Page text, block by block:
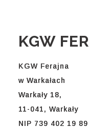
KGW
KGW Ferajna
w Warkałach
Warkały 18,
11-041, Warkały
NIP 739 402 19